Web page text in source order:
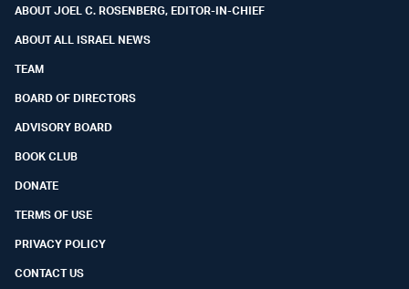
ABOUT JOEL C. ROSENBERG, EDITOR-IN-CHIEF
ABOUT ALL ISRAEL NEWS
TEAM
BOARD OF DIRECTORS
ADVISORY BOARD
BOOK CLUB
DONATE
TERMS OF USE
PRIVACY POLICY
CONTACT US